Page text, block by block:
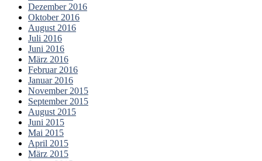
Dezember 2016
Oktober 2016
August 2016
Juli 2016
Juni 2016
März 2016
Februar 2016
Januar 2016
November 2015
September 2015
August 2015
Juni 2015
Mai 2015
April 2015
März 2015